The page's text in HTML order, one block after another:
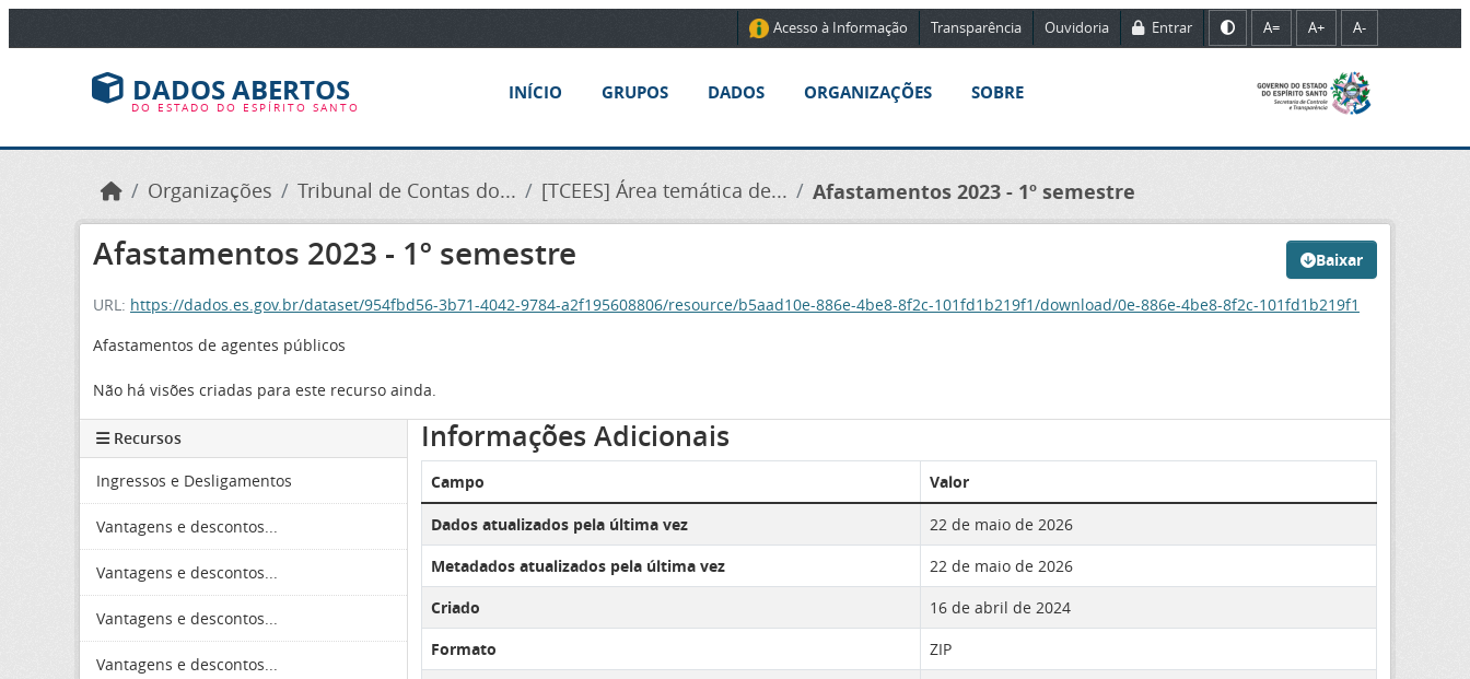
Ir para o conteúdo principal
Acesso à Informação Transparência Ouvidoria Entrar A= A+ A-
DADOS ABERTOS
DO ESTADO DO ESPÍRITO SANTO
INÍCIO GRUPOS DADOS ORGANIZAÇÕES SOBRE
Organizações Tribunal de Contas do... [TCEES] Área temática de... Afastamentos 2023 - 1º semestre
Baixar
Afastamentos 2023 - 1º semestre
URL: https://dados.es.gov.br/dataset/954fbd56-3b71-4042-9784-a2f195608806/resource/b5aad10e-886e-4be8-8f2c-101fd1b219f1/download/0e-886e-4be8-8f2c-101fd1b219f1
Afastamentos de agentes públicos
Não há visões criadas para este recurso ainda.
Recursos
Ingressos e Desligamentos
Vantagens e descontos...
Vantagens e descontos...
Vantagens e descontos...
Vantagens e descontos...
Informações Adicionais
Campo Valor
Dados atualizados pela última vez
22 de maio de 2026
Metadados atualizados pela última vez
22 de maio de 2026
Criado
16 de abril de 2024
Formato
ZIP